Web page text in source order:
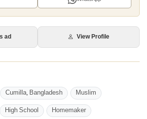
ad View Profile
Cumilla, Bangladesh Muslim
High School Homemaker